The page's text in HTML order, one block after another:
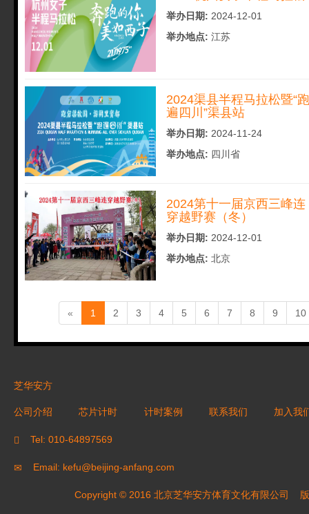
举办日期: 2024-12-01
举办地点: 江苏
2024渠县半程马拉松暨“跑
遍四川”渠县站
举办日期: 2024-11-24
举办地点: 四川省
2024第十一届京西三峰连
穿越野赛（冬）
举办日期: 2024-12-01
举办地点: 北京
« 1 (current)
2 3 4 5 6 7 8 9 10
芝华安方
公司介绍 芯片计时 计时案例 联系我们 加入我
Tel: 010-64897569
Email: kefu@beijing-anfang.com
Copyright © 2016 北京芝华安方体育文化有限公司